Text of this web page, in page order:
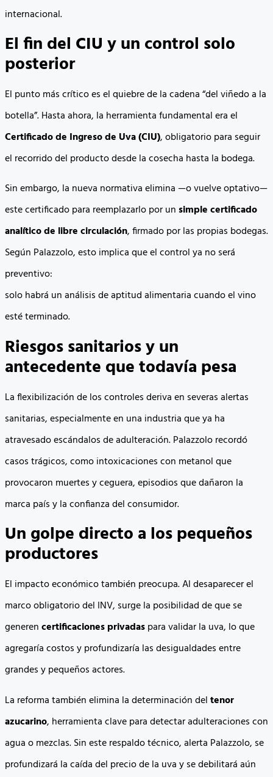
internacional.
El fin del CIU y un control solo
posterior
El punto más crítico es el quiebre de la cadena “del viñedo a la
botella”. Hasta ahora, la herramienta fundamental era el
Certificado de Ingreso de Uva (CIU), obligatorio para seguir
el recorrido del producto desde la cosecha hasta la bodega.
Sin embargo, la nueva normativa elimina —o vuelve optativo—
este certificado para reemplazarlo por unsimple certificado
analítico de libre circulación, firmado por las propias bodegas.
Según Palazzolo, esto implica que el control ya no será
preventivo:
solo habrá un análisis de aptitud alimentaria cuando el vino
esté terminado.
Riesgos sanitarios y un
antecedente que todavía pesa
La flexibilización de los controles deriva en severas alertas
sanitarias, especialmente en una industria que ya ha
atravesado escándalos de adulteración. Palazzolo recordó
casos trágicos, como intoxicaciones con metanol que
provocaron muertes y ceguera, episodios que dañaron la
marca país y la confianza del consumidor.
Un golpe directo a los pequeños
productores
El impacto económico también preocupa. Al desaparecer el
marco obligatorio del INV, surge la posibilidad de que se
generencertificaciones privadaspara validar la uva, lo que
agregaría costos y profundizaría las desigualdades entre
grandes y pequeños actores.
La reforma también elimina la determinación deltenor
azucarino, herramienta clave para detectar adulteraciones con
agua o mezclas. Sin este respaldo técnico, alerta Palazzolo, se
profundizará la caída del precio de la uva y se debilitará aún